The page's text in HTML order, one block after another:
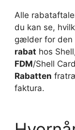
Alle
du kan se,
gælder for den
rabat hos
FDM/Shell
Rabatten
faktura.